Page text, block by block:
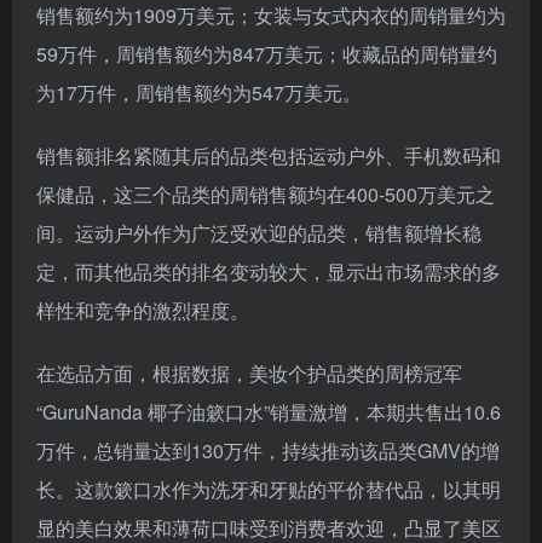
销售额约为1909万美元；女装与女式内衣的周销量约为
59万件，周销售额约为847万美元；收藏品的周销量约
为17万件，周销售额约为547万美元。
销售额排名紧随其后的品类包括运动户外、手机数码和
保健品，这三个品类的周销售额均在400-500万美元之
间。运动户外作为广泛受欢迎的品类，销售额增长稳
定，而其他品类的排名变动较大，显示出市场需求的多
样性和竞争的激烈程度。
在选品方面，根据数据，美妆个护品类的周榜冠军
“GuruNanda 椰子油簌口水”销量激增，本期共售出10.6
万件，总销量达到130万件，持续推动该品类GMV的增
长。这款簌口水作为洗牙和牙贴的平价替代品，以其明
显的美白效果和薄荷口味受到消费者欢迎，凸显了美区